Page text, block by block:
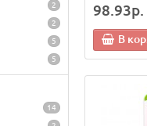
2
2
5
5
14
98.93р.
В